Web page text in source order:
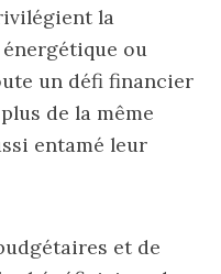
la
ou
un défi financier
de la même
entamé leur
et de